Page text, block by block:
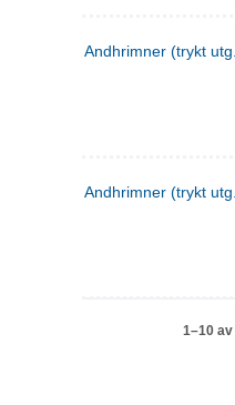
Andhrimner (trykt
Andhrimner (trykt
1–10 av